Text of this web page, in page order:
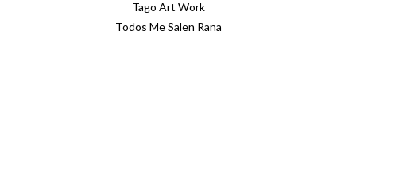
Tago Art Work
Todos Me Salen Rana